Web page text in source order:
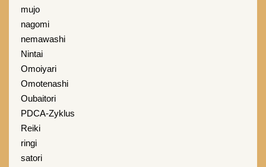
mujo
nagomi
nemawashi
Nintai
Omoiyari
Omotenashi
Oubaitori
PDCA-Zyklus
Reiki
ringi
satori